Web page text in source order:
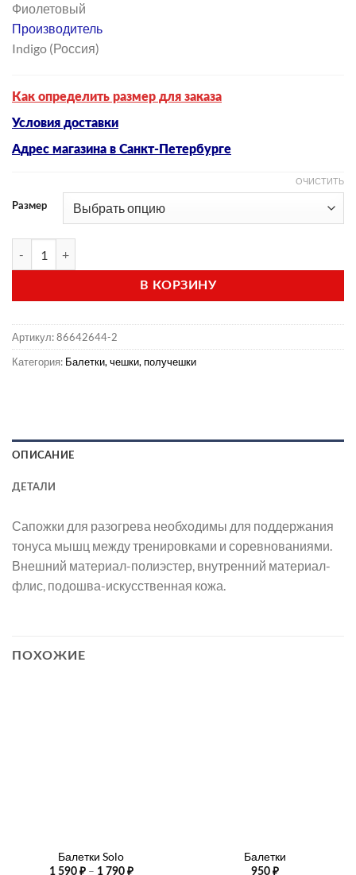
Фиолетовый
Производитель
Indigo (Россия)
Как определить размер для заказа
Условия доставки
Адрес магазина в Санкт-Петербурге
Размер
ОЧИСТИТЬ
В КОРЗИНУ
Артикул:86642644-2
Категория: Балетки, чешки, получешки
ОПИСАНИЕ
ДЕТАЛИ
Сапожки для разогрева необходимы для поддержания
тонуса мышц между тренировками и соревнованиями.
Внешний материал-полиэстер, внутренний материал-
флис, подошва-искусственная кожа.
ПОХОЖИЕ
Балетки Solo
1 590 ₽ – 1 790 ₽Диапазон
Балетки
950 ₽